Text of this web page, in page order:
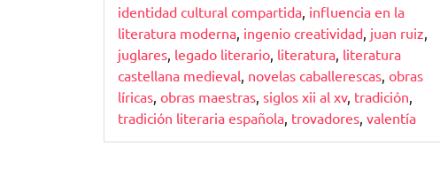
identidad cultural compartida influencia en la
literatura moderna ingenio creatividad juan ruiz
juglares legado literario literatura literatura
castellana medieval novelas caballerescas obras
líricas obras maestras siglos xii al xv, tradición
tradición literaria española trovadores valentía